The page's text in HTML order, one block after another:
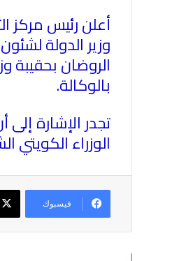
أعلن رئيس مركز
وزير الدولة
الروضان بحقيبة
بالوكالة.
تجدر الإشارة
الوزراء الكويتي
فيسبوك